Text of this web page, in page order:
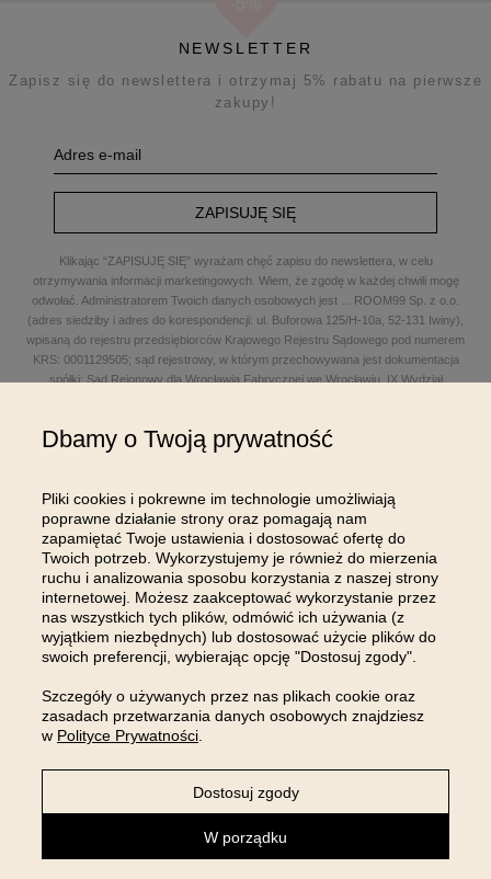
NEWSLETTER
Zapisz się do newslettera i otrzymaj 5% rabatu na pierwsze
zakupy!
ZAPISUJĘ SIĘ
Klikając “ZAPISUJĘ SIĘ” wyrażam chęć zapisu do newslettera, w celu
otrzymywania informacji marketingowych. Wiem, że zgodę w każdej chwili mogę
odwołać. Administratorem Twoich danych osobowych jest
ROOM99 Sp. z o.o.
(adres siedziby i adres do korespondencji: ul. Buforowa 125/H-10a, 52-131 Iwiny),
wpisaną do rejestru przedsiębiorców Krajowego Rejestru Sądowego pod numerem
KRS: 0001129505; sąd rejestrowy, w którym przechowywana jest dokumentacja
spółki: Sąd Rejonowy dla Wrocławia Fabrycznej we Wrocławiu, IX Wydział
poczty elektronicznej: sklep@room99.pl. Zapoznaj się z naszym
OBSŁUGA KLIENTA
INFORMACJE
MOJE KONTO
Sklep internetowy Shoper Premium
powered by:
Dbamy o Twoją prywatność
Pliki cookies i pokrewne im technologie umożliwiają
poprawne działanie strony oraz pomagają nam
zapamiętać Twoje ustawienia i dostosować ofertę do
Twoich potrzeb. Wykorzystujemy je również do mierzenia
ruchu i analizowania sposobu korzystania z naszej strony
internetowej. Możesz zaakceptować wykorzystanie przez
nas wszystkich tych plików, odmówić ich używania (z
wyjątkiem niezbędnych) lub dostosować użycie plików do
swoich preferencji, wybierając opcję "Dostosuj zgody".
Szczegóły o używanych przez nas plikach cookie oraz
zasadach przetwarzania danych osobowych znajdziesz
w Polityce Prywatności
W porządku
Dostosuj zgody